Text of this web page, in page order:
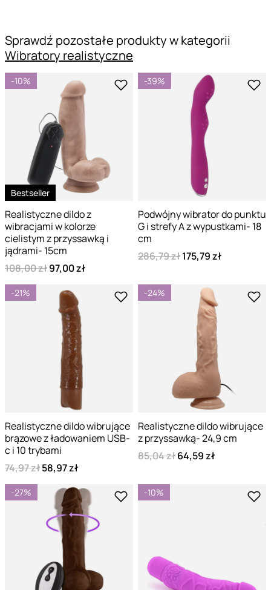
Sprawdź pozostałe produkty w kategorii
Wibratory realistyczne
-10%
Bestseller
Realistyczne dildo z
wibracjami w kolorze
cielistym z przyssawką i
jądrami- 15cm
108,00 zł97,00 zł
-39%
Podwójny wibrator do punktu
G i strefy A z wypustkami- 18
cm
286,79 zł175,79 zł
-21%
Realistyczne dildo wibrujące
brązowe z ładowaniem USB-
c i 10 trybami
74,97 zł58,97 zł
-24%
Realistyczne dildo wibrujące
z przyssawką- 24,9 cm
85,04 zł64,59 zł
-27% -10%